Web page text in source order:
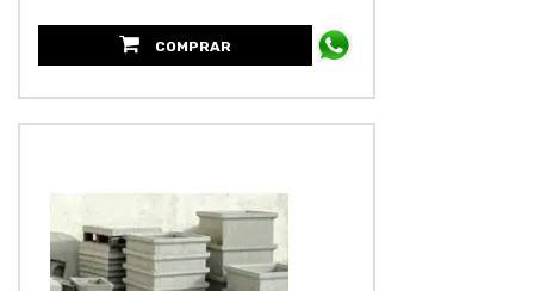
COMPRAR